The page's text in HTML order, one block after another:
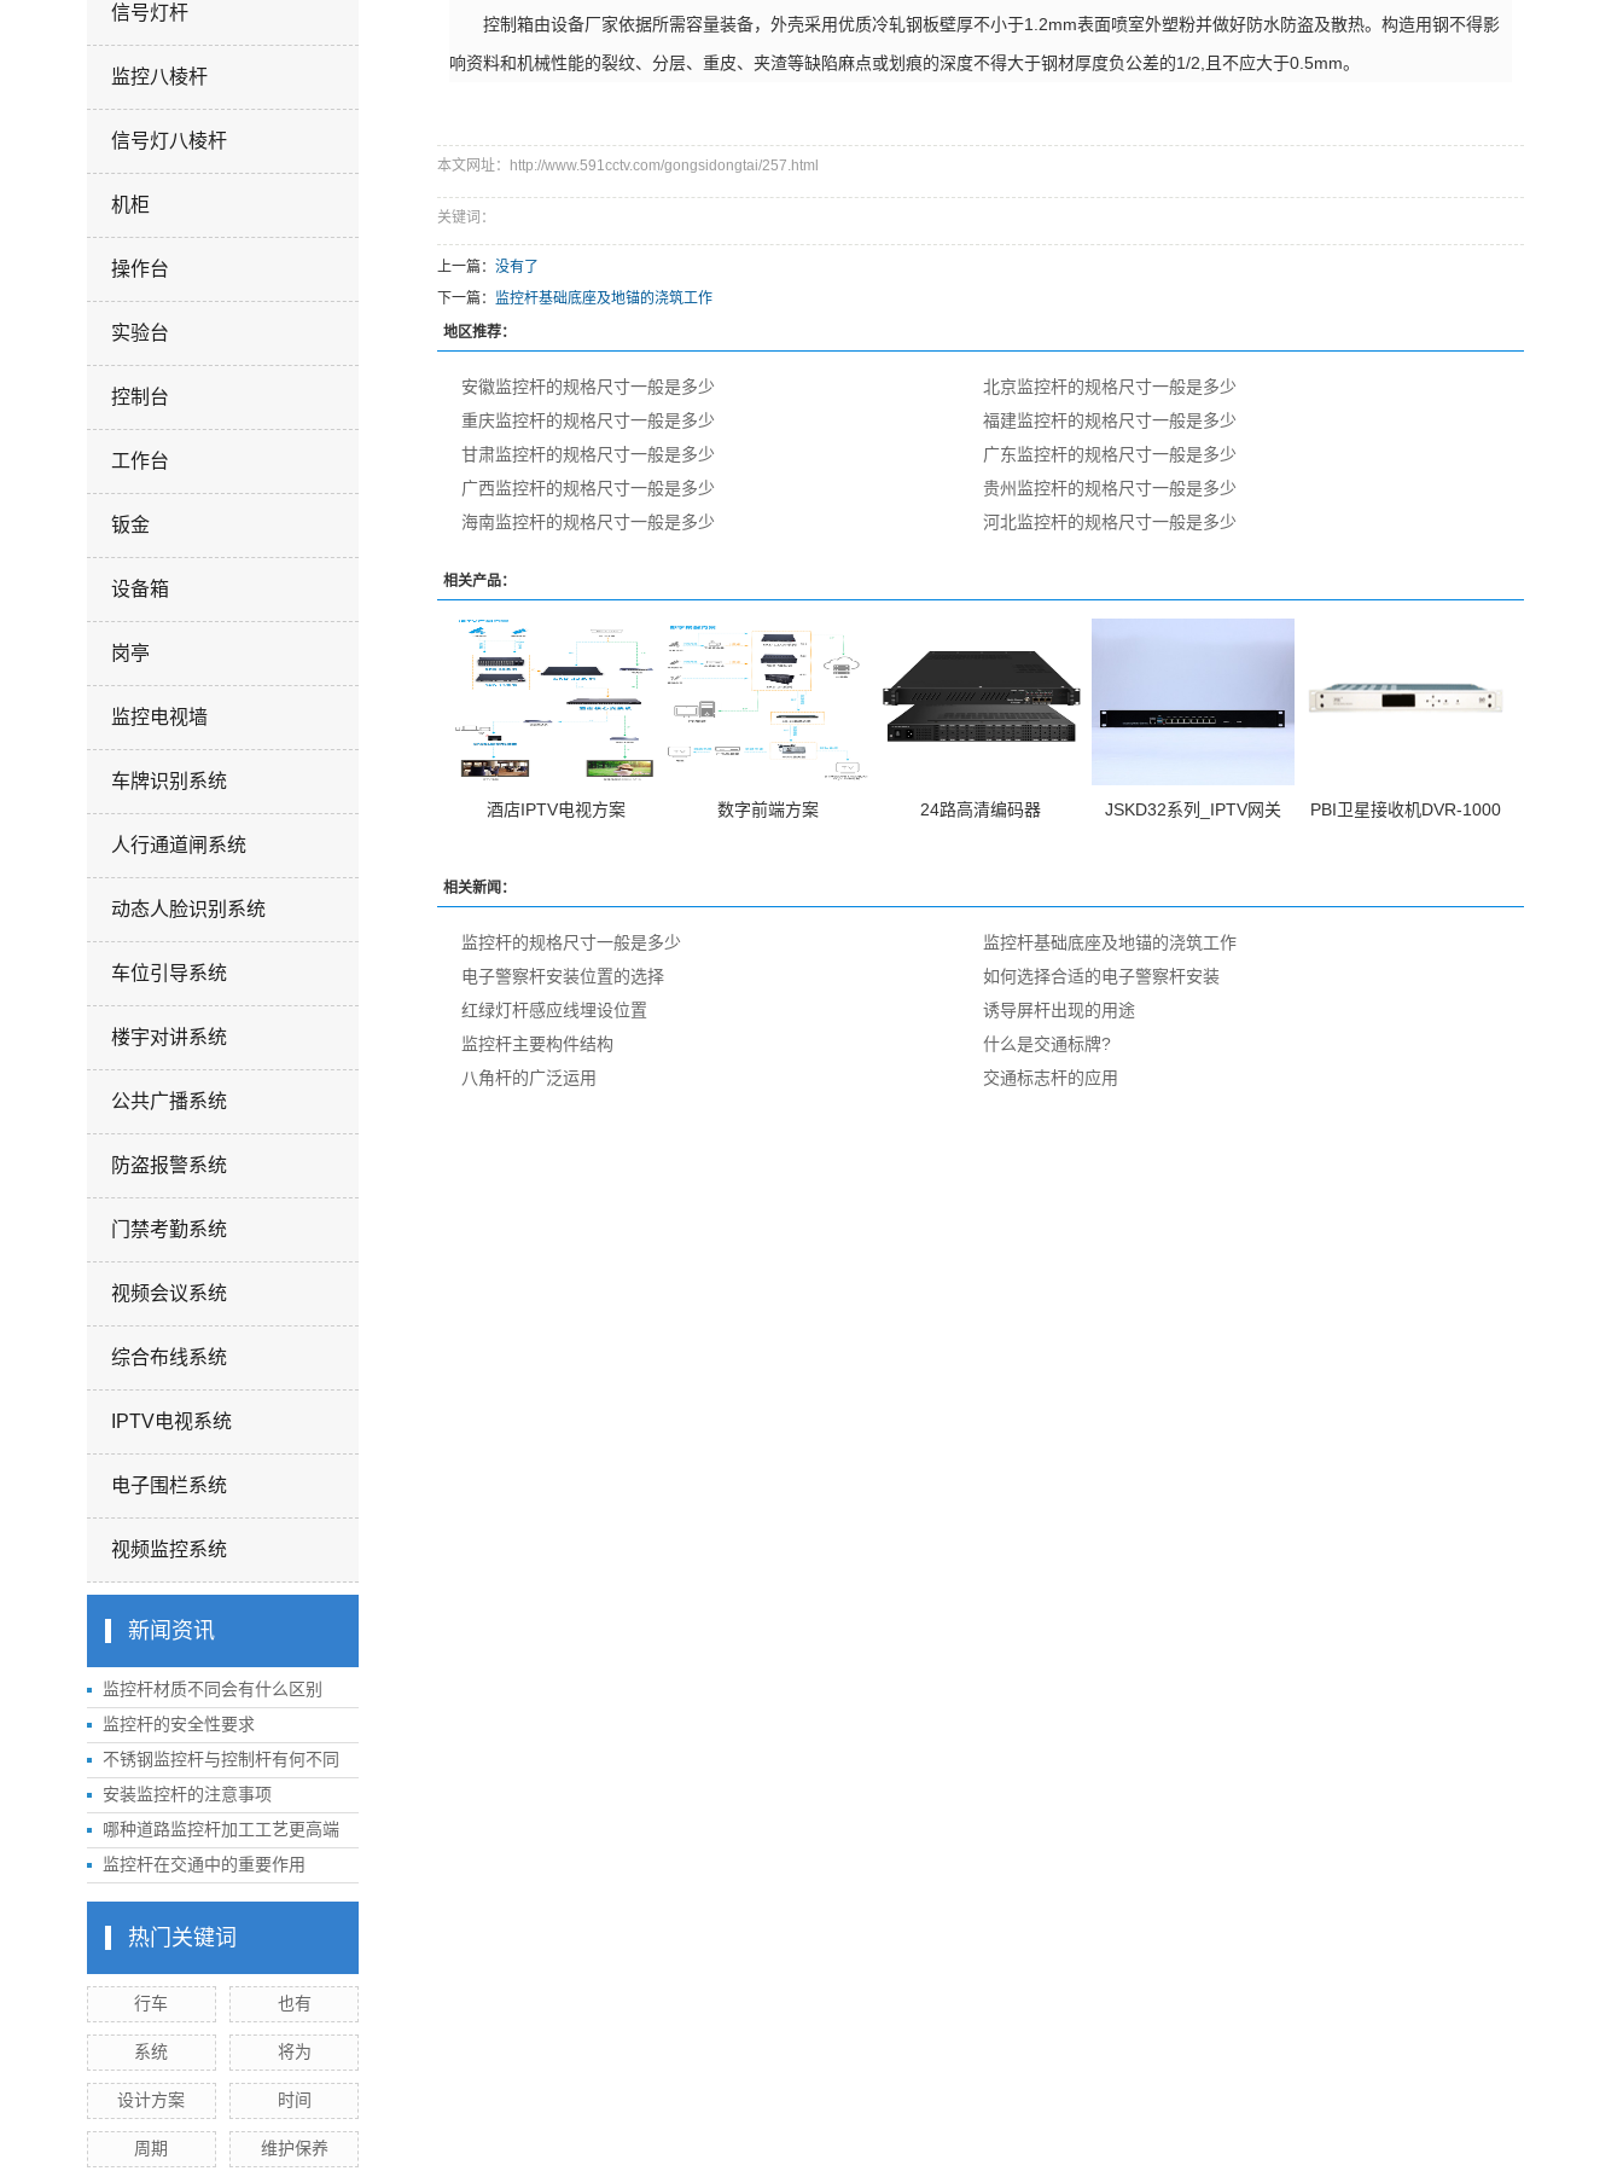
信号灯杆
监控八棱杆
信号灯八棱杆
机柜
操作台
实验台
控制台
工作台
钣金
设备箱
岗亭
监控电视墙
车牌识别系统
人行通道闸系统
动态人脸识别系统
车位引导系统
楼宇对讲系统
公共广播系统
防盗报警系统
门禁考勤系统
视频会议系统
综合布线系统
IPTV电视系统
电子围栏系统
视频监控系统
新闻资讯
监控杆材质不同会有什么区别
监控杆的安全性要求
不锈钢监控杆与控制杆有何不同
安装监控杆的注意事项
哪种道路监控杆加工工艺更高端
监控杆在交通中的重要作用
热门关键词
行车 也有
系统 将为
设计方案 时间
周期 维护保养
控制箱由设备厂家依据所需容量装备，外壳采用优质冷轧钢板壁厚不小于1.2mm表面喷室外塑粉并做好防水防盗及散热。构造用钢不得影
响资料和机械性能的裂纹、分层、重皮、夹渣等缺陷麻点或划痕的深度不得大于钢材厚度负公差的1/2,且不应大于0.5mm。
本文网址：http://www.591cctv.com/gongsidongtai/257.html
关键词：
上一篇： 没有了
下一篇： 监控杆基础底座及地锚的浇筑工作
地区推荐：
安徽监控杆的规格尺寸一般是多少
北京监控杆的规格尺寸一般是多少
重庆监控杆的规格尺寸一般是多少
福建监控杆的规格尺寸一般是多少
甘肃监控杆的规格尺寸一般是多少
广东监控杆的规格尺寸一般是多少
广西监控杆的规格尺寸一般是多少
贵州监控杆的规格尺寸一般是多少
海南监控杆的规格尺寸一般是多少
河北监控杆的规格尺寸一般是多少
相关产品：
酒店IPTV电视方案 数字前端方案 24路高清编码器 JSKD32系列_IPTV网关 PBI卫星接收机DVR-1000
相关新闻：
监控杆的规格尺寸一般是多少
监控杆基础底座及地锚的浇筑工作
电子警察杆安装位置的选择
如何选择合适的电子警察杆安装
红绿灯杆感应线埋设位置
诱导屏杆出现的用途
监控杆主要构件结构
什么是交通标牌?
八角杆的广泛运用
交通标志杆的应用